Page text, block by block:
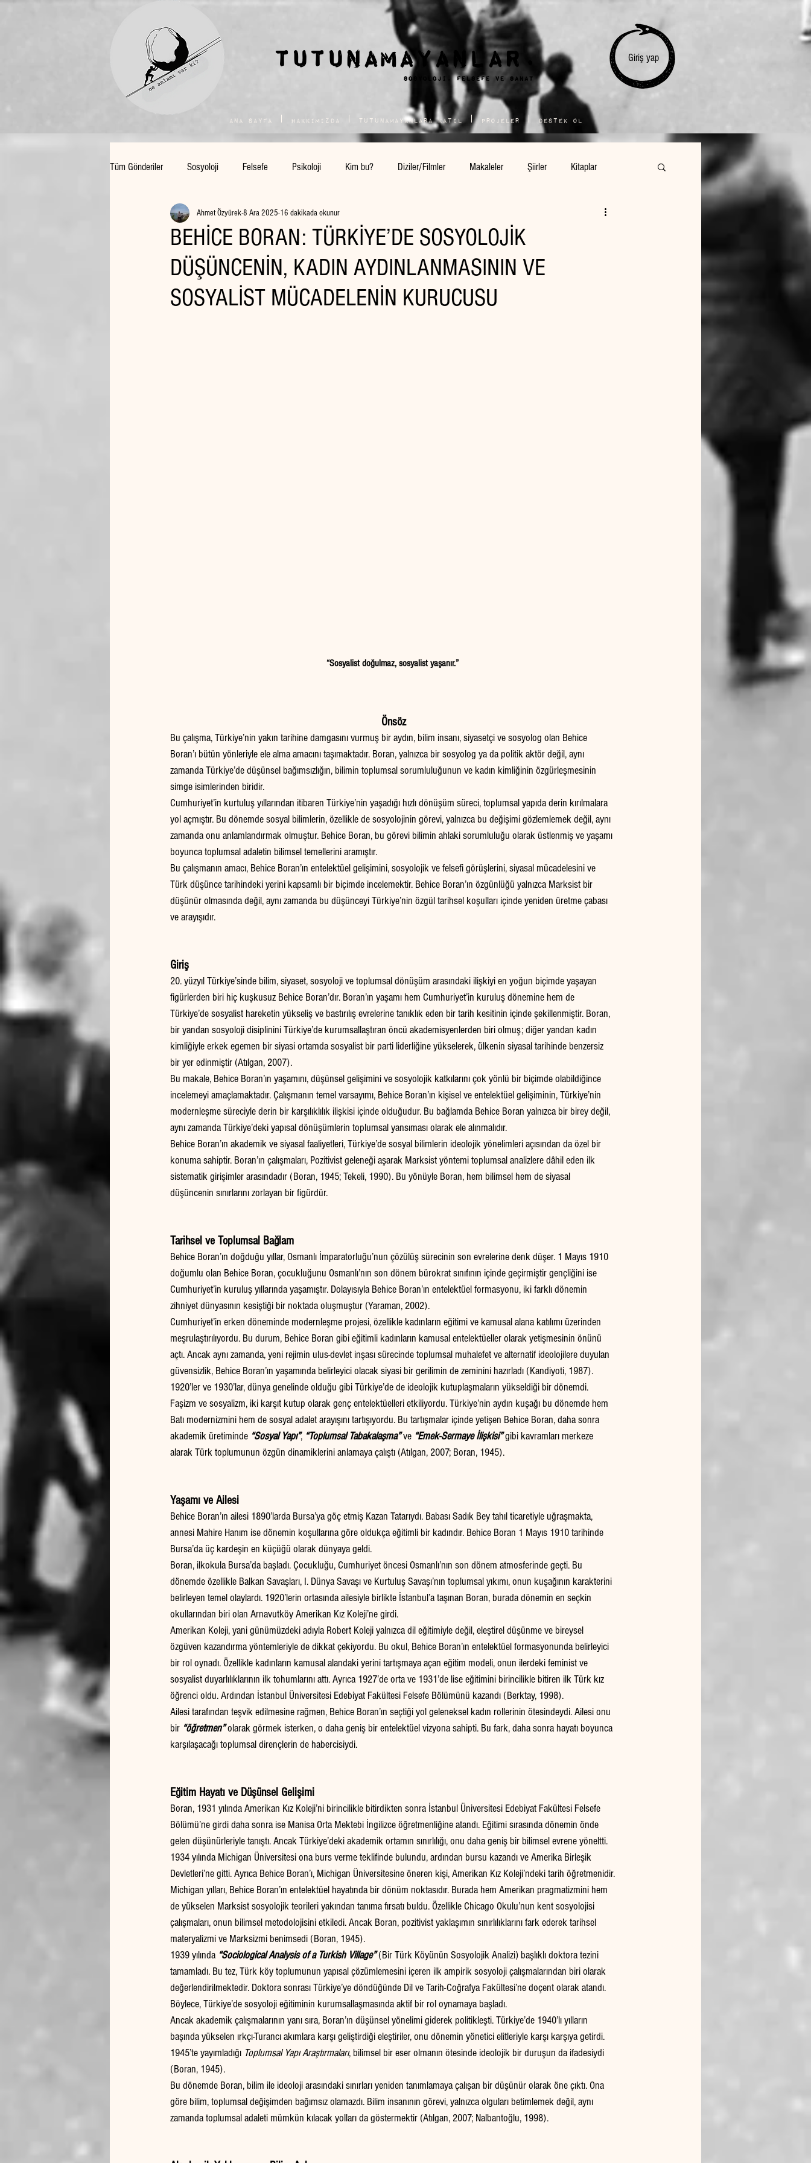
TUTUNAMAYANLAR.
Ana Sayfa Hakkımızda Tutunamayanlara Katıl Projeler Destek Ol
sosyoloji, felsefe ve SANAT
Giriş yap
Tüm Gönderiler Sosyoloji Felsefe Psikoloji Kim bu? Diziler/Filmler Makaleler Şiirler Kitaplar
BEHİCE BORAN: TÜRKİYE’DE SOSYOLOJİK
DÜŞÜNCENİN, KADIN AYDINLANMASININ VE
SOSYALİST MÜCADELENİN KURUCUSU
Ahmet Özyürek8 Ara 2025 16 dakikada okunur
“Sosyalist doğulmaz, sosyalist yaşanır.”
Önsöz
Bu çalışma, Türkiye’nin yakın tarihine damgasını vurmuş bir aydın, bilim insanı, siyasetçi ve sosyolog olan Behice
Boran’ı bütün yönleriyle ele alma amacını taşımaktadır. Boran, yalnızca bir sosyolog ya da politik aktör değil, aynı
zamanda Türkiye’de düşünsel bağımsızlığın, bilimin toplumsal sorumluluğunun ve kadın kimliğinin özgürleşmesinin
simge isimlerinden biridir.
Cumhuriyet’in kurtuluş yıllarından itibaren Türkiye’nin yaşadığı hızlı dönüşüm süreci, toplumsal yapıda derin kırılmalara
yol açmıştır. Bu dönemde sosyal bilimlerin, özellikle de sosyolojinin görevi, yalnızca bu değişimi gözlemlemek değil, aynı
zamanda onu anlamlandırmak olmuştur. Behice Boran, bu görevi bilimin ahlaki sorumluluğu olarak üstlenmiş ve yaşamı
boyunca toplumsal adaletin bilimsel temellerini aramıştır.
Bu çalışmanın amacı, Behice Boran’ın entelektüel gelişimini, sosyolojik ve felsefi görüşlerini, siyasal mücadelesini ve
Türk düşünce tarihindeki yerini kapsamlı bir biçimde incelemektir. Behice Boran’ın özgünlüğü yalnızca Marksist bir
düşünür olmasında değil, aynı zamanda bu düşünceyi Türkiye’nin özgül tarihsel koşulları içinde yeniden üretme çabası
ve arayışıdır.
Giriş
20. yüzyıl Türkiye’sinde bilim, siyaset, sosyoloji ve toplumsal dönüşüm arasındaki ilişkiyi en yoğun biçimde yaşayan
figürlerden biri hiç kuşkusuz Behice Boran’dır. Boran’ın yaşamı hem Cumhuriyet’in kuruluş dönemine hem de
Türkiye’de sosyalist hareketin yükseliş ve bastırılış evrelerine tanıklık eden bir tarih kesitinin içinde şekillenmiştir. Boran,
bir yandan sosyoloji disiplinini Türkiye’de kurumsallaştıran öncü akademisyenlerden biri olmuş; diğer yandan kadın
kimliğiyle erkek egemen bir siyasi ortamda sosyalist bir parti liderliğine yükselerek, ülkenin siyasal tarihinde benzersiz
bir yer edinmiştir (Atılgan, 2007).
Bu makale, Behice Boran’ın yaşamını, düşünsel gelişimini ve sosyolojik katkılarını çok yönlü bir biçimde olabildiğince
incelemeyi amaçlamaktadır. Çalışmanın temel varsayımı, Behice Boran’ın kişisel ve entelektüel gelişiminin, Türkiye’nin
modernleşme süreciyle derin bir karşılıklılık ilişkisi içinde olduğudur. Bu bağlamda Behice Boran yalnızca bir birey değil,
aynı zamanda Türkiye’deki yapısal dönüşümlerin toplumsal yansıması olarak ele alınmalıdır.
Behice Boran’ın akademik ve siyasal faaliyetleri, Türkiye’de sosyal bilimlerin ideolojik yönelimleri açısından da özel bir
konuma sahiptir. Boran’ın çalışmaları, Pozitivist geleneği aşarak Marksist yöntemi toplumsal analizlere dâhil eden ilk
sistematik girişimler arasındadır (Boran, 1945; Tekeli, 1990). Bu yönüyle Boran, hem bilimsel hem de siyasal
düşüncenin sınırlarını zorlayan bir figürdür.
Tarihsel ve Toplumsal Bağlam
Behice Boran’ın doğduğu yıllar, Osmanlı İmparatorluğu’nun çözülüş sürecinin son evrelerine denk düşer. 1 Mayıs 1910
doğumlu olan Behice Boran, çocukluğunu Osmanlı’nın son dönem bürokrat sınıfının içinde geçirmiştir gençliğini ise
Cumhuriyet’in kuruluş yıllarında yaşamıştır. Dolayısıyla Behice Boran’ın entelektüel formasyonu, iki farklı dönemin
zihniyet dünyasının kesiştiği bir noktada oluşmuştur (Yaraman, 2002).
Cumhuriyet’in erken döneminde modernleşme projesi, özellikle kadınların eğitimi ve kamusal alana katılımı üzerinden
meşrulaştırılıyordu. Bu durum, Behice Boran gibi eğitimli kadınların kamusal entelektüeller olarak yetişmesinin önünü
açtı. Ancak aynı zamanda, yeni rejimin ulus-devlet inşası sürecinde toplumsal muhalefet ve alternatif ideolojilere duyulan
güvensizlik, Behice Boran’ın yaşamında belirleyici olacak siyasi bir gerilimin de zeminini hazırladı (Kandiyoti, 1987).
1920’ler ve 1930’lar, dünya genelinde olduğu gibi Türkiye’de de ideolojik kutuplaşmaların yükseldiği bir dönemdi.
Faşizm ve sosyalizm, iki karşıt kutup olarak genç entelektüelleri etkiliyordu. Türkiye’nin aydın kuşağı bu dönemde hem
Batı modernizmini hem de sosyal adalet arayışını tartışıyordu. Bu tartışmalar içinde yetişen Behice Boran, daha sonra
akademik üretiminde “Sosyal Yapı”, “Toplumsal Tabakalaşma” ve “Emek-Sermaye İlişkisi” gibi kavramları merkeze
alarak Türk toplumunun özgün dinamiklerini anlamaya çalıştı (Atılgan, 2007; Boran, 1945).
Yaşamı ve Ailesi
Behice Boran’ın ailesi 1890’larda Bursa’ya göç etmiş Kazan Tatarıydı. Babası Sadık Bey tahıl ticaretiyle uğraşmakta,
annesi Mahire Hanım ise dönemin koşullarına göre oldukça eğitimli bir kadındır. Behice Boran 1 Mayıs 1910 tarihinde
Bursa’da üç kardeşin en küçüğü olarak dünyaya geldi.
Boran, ilkokula Bursa’da başladı. Çocukluğu, Cumhuriyet öncesi Osmanlı’nın son dönem atmosferinde geçti. Bu
dönemde özellikle Balkan Savaşları, I. Dünya Savaşı ve Kurtuluş Savaşı’nın toplumsal yıkımı, onun kuşağının karakterini
belirleyen temel olaylardı. 1920’lerin ortasında ailesiyle birlikte İstanbul’a taşınan Boran, burada dönemin en seçkin
okullarından biri olan Arnavutköy Amerikan Kız Koleji’ne girdi.
Amerikan Koleji, yani günümüzdeki adıyla Robert Koleji yalnızca dil eğitimiyle değil, eleştirel düşünme ve bireysel
özgüven kazandırma yöntemleriyle de dikkat çekiyordu. Bu okul, Behice Boran’ın entelektüel formasyonunda belirleyici
bir rol oynadı. Özellikle kadınların kamusal alandaki yerini tartışmaya açan eğitim modeli, onun ilerdeki feminist ve
sosyalist duyarlılıklarının ilk tohumlarını attı. Ayrıca 1927’de orta ve 1931’de lise eğitimini birincilikle bitiren ilk Türk kız
öğrenci oldu. Ardından İstanbul Üniversitesi Edebiyat Fakültesi Felsefe Bölümünü kazandı (Berktay, 1998).
Ailesi tarafından teşvik edilmesine rağmen, Behice Boran’ın seçtiği yol geleneksel kadın rollerinin ötesindeydi. Ailesi onu
bir “öğretmen” olarak görmek isterken, o daha geniş bir entelektüel vizyona sahipti. Bu fark, daha sonra hayatı boyunca
karşılaşacağı toplumsal dirençlerin de habercisiydi.
Eğitim Hayatı ve Düşünsel Gelişimi
Boran, 1931 yılında Amerikan Kız Koleji’ni birincilikle bitirdikten sonra İstanbul Üniversitesi Edebiyat Fakültesi Felsefe
Bölümü’ne girdi daha sonra ise Manisa Orta Mektebi İngilizce öğretmenliğine atandı. Eğitimi sırasında dönemin önde
gelen düşünürleriyle tanıştı. Ancak Türkiye’deki akademik ortamın sınırlılığı, onu daha geniş bir bilimsel evrene yöneltti.
1934 yılında Michigan Üniversitesi ona burs verme teklifinde bulundu, ardından bursu kazandı ve Amerika Birleşik
Devletleri’ne gitti. Ayrıca Behice Boran’ı, Michigan Üniversitesine öneren kişi, Amerikan Kız Koleji’ndeki tarih öğretmenidir.
Michigan yılları, Behice Boran’ın entelektüel hayatında bir dönüm noktasıdır. Burada hem Amerikan pragmatizmini hem
de yükselen Marksist sosyolojik teorileri yakından tanıma fırsatı buldu. Özellikle Chicago Okulu’nun kent sosyolojisi
çalışmaları, onun bilimsel metodolojisini etkiledi. Ancak Boran, pozitivist yaklaşımın sınırlılıklarını fark ederek tarihsel
materyalizmi ve Marksizmi benimsedi (Boran, 1945).
1939 yılında “Sociological Analysis of a Turkish Village” (Bir Türk Köyünün Sosyolojik Analizi) başlıklı doktora tezini
tamamladı. Bu tez, Türk köy toplumunun yapısal çözümlemesini içeren ilk ampirik sosyoloji çalışmalarından biri olarak
değerlendirilmektedir. Doktora sonrası Türkiye’ye döndüğünde Dil ve Tarih-Coğrafya Fakültesi’ne doçent olarak atandı.
Böylece, Türkiye’de sosyoloji eğitiminin kurumsallaşmasında aktif bir rol oynamaya başladı.
Ancak akademik çalışmalarının yanı sıra, Boran’ın düşünsel yönelimi giderek politikleşti. Türkiye’de 1940’lı yılların
başında yükselen ırkçı-Turancı akımlara karşı geliştirdiği eleştiriler, onu dönemin yönetici elitleriyle karşı karşıya getirdi.
1945’te yayımladığı Toplumsal Yapı Araştırmaları, bilimsel bir eser olmanın ötesinde ideolojik bir duruşun da ifadesiydi
(Boran, 1945).
Bu dönemde Boran, bilim ile ideoloji arasındaki sınırları yeniden tanımlamaya çalışan bir düşünür olarak öne çıktı. Ona
göre bilim, toplumsal değişimden bağımsız olamazdı. Bilim insanının görevi, yalnızca olguları betimlemek değil, aynı
zamanda toplumsal adaleti mümkün kılacak yolları da göstermektir (Atılgan, 2007; Nalbantoğlu, 1998).